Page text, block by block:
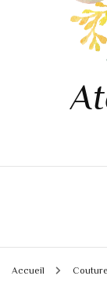
Accueil Couture